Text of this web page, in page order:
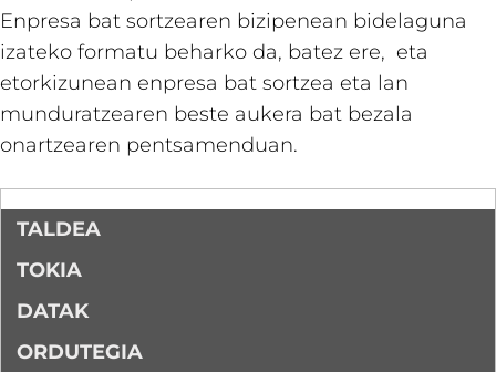
Enpresa bat sortzearen bizipenean bidelaguna
izateko formatu beharko da, batez ere, eta
etorkizunean enpresa bat sortzea eta lan
munduratzearen beste aukera bat bezala
onartzearen pentsamenduan​.
TALDEA
TOKIA
DATAK
ORDUTEGIA